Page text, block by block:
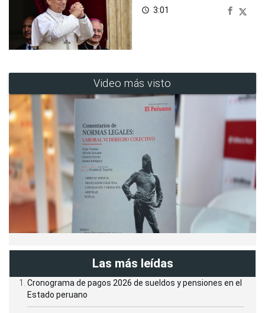
access_time 3:01
Video más visto
Las más leídas
Cronograma de pagos 2026 de sueldos y pensiones en el
Estado peruano